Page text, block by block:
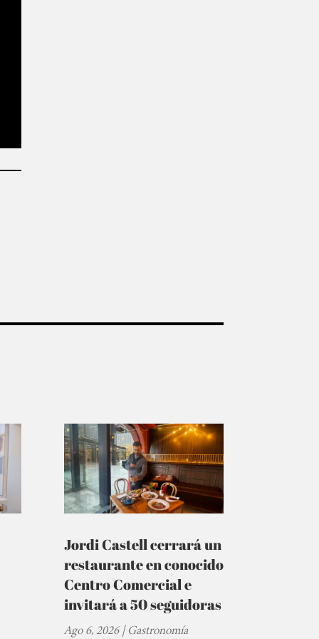
Jordi Castell cerrará un
restaurante en conocido
Centro Comercial e
invitará a 50 seguidoras
Ago 6, 2026|Gastronomía